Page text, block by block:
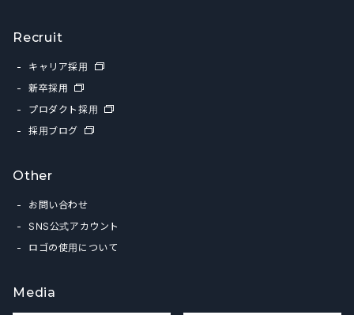
Recruit
キャリア採用
新卒採用
プロダクト採用
採用ブログ
Other
お問い合わせ
SNS公式アカウント
ロゴの使用について
Media